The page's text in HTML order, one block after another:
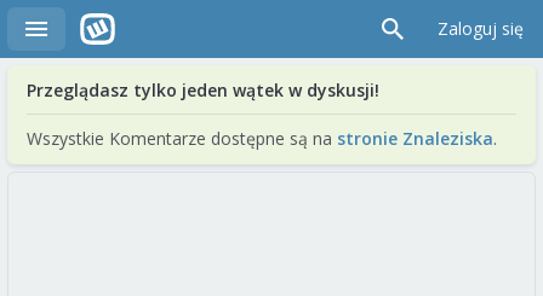
Zaloguj się
Przeglądasz tylko jeden wątek w dyskusji!
Wszystkie Komentarze dostępne są na stronie Znaleziska.